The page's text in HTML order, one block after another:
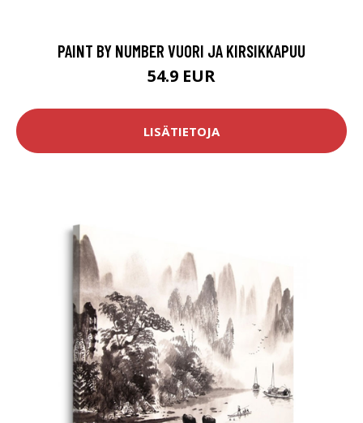
PAINT BY NUMBER VUORI JA KIRSIKKAPUU
54.9 EUR
LISÄTIETOJA